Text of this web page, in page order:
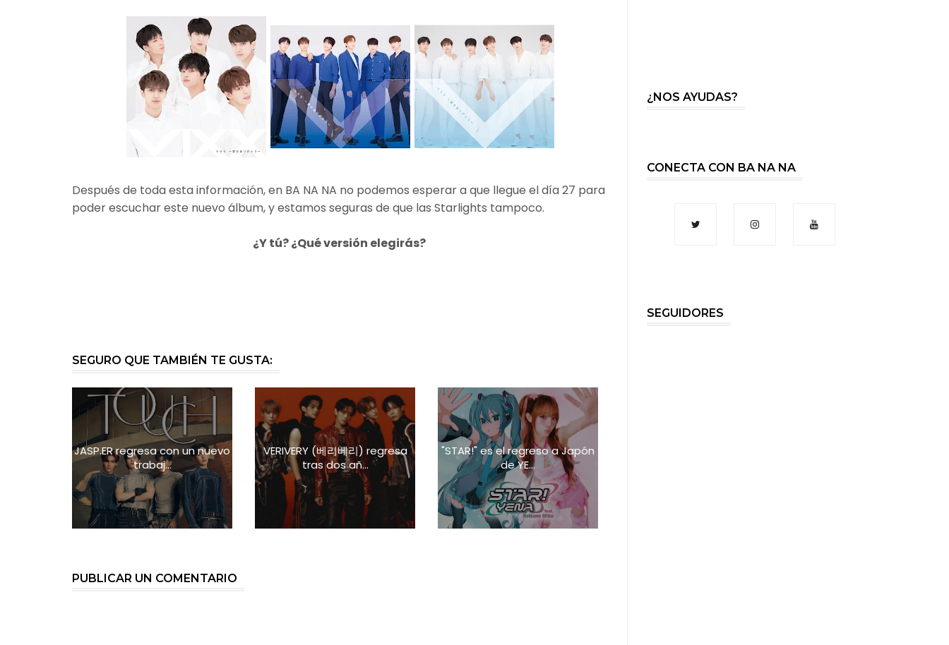
Después de toda esta información, en BA NA NA no podemos esperar a que llegue el día 27 para
poder escuchar este nuevo álbum, y estamos seguras de que las Starlights tampoco.
¿Y tú? ¿Qué versión elegirás?
SEGURO QUE TAMBIÉN TE GUSTA:
JASP.ER regresa con un nuevo
trabaj...
VERIVERY (베리베리) regresa
tras dos añ...
"STAR!" es el regreso a Japón
de YE...
PUBLICAR UN COMENTARIO
¿NOS AYUDAS?
CONECTA CON BA NA NA
SEGUIDORES